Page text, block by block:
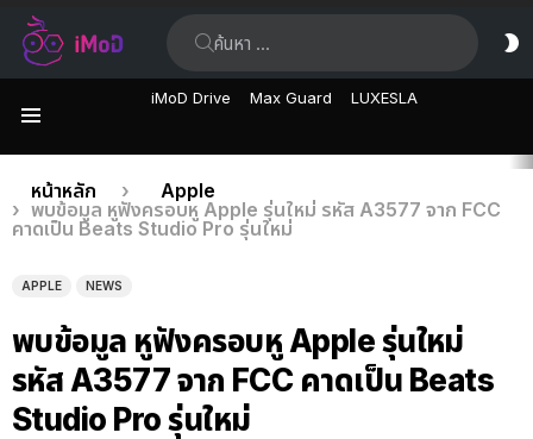
iMoD Drive Max Guard LUXESLA
เรื่อง
ล่าสุด
คุณอยู่ที่นี่:
หน้าหลัก
Apple
พบข้อมูล หูฟังครอบหู Apple รุ่นใหม่ รหัส A3577 จาก FCC
คาดเป็น Beats Studio Pro รุ่นใหม่
APPLE NEWS
พบข้อมูล หูฟังครอบหู Apple รุ่นใหม่
รหัส A3577 จาก FCC คาดเป็น Beats
Studio Pro รุ่นใหม่